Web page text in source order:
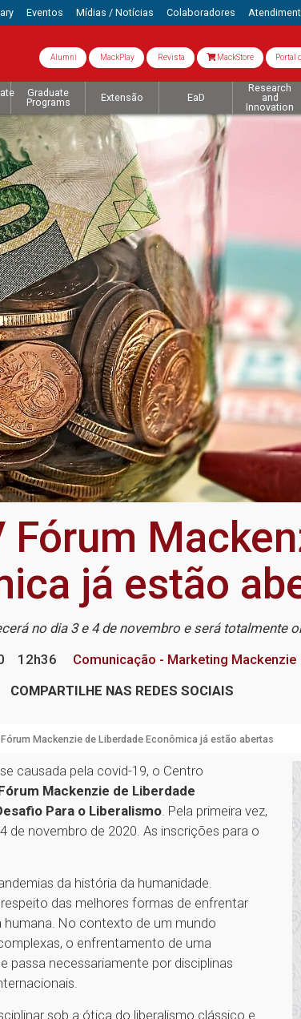
Eventos Mídias / Notícias Colaboradores
Alumni MackPlay Revista MackStore Portal
Graduate
Programs
Extensão EaD
Research
and
Innovation
Fórum
já estão
no dia 3 e 4 de novembro e será totalmente
12h36
Comunicação - Marketing Mackenzie
COMPARTILHE NAS REDES SOCIAIS
Mackenzie de Liberdade Econômica já estão abertas
causada pela covid-19, o Centro
Mackenzie de Liberdade
Para o Liberalismo. Pela primeira vez,
novembro de 2020. As inscrições para o
da história da humanidade.
das melhores formas de enfrentar
No contexto de um mundo
o enfrentamento de uma
passa necessariamente por disciplinas
sob a ótica do liberalismo clássico e